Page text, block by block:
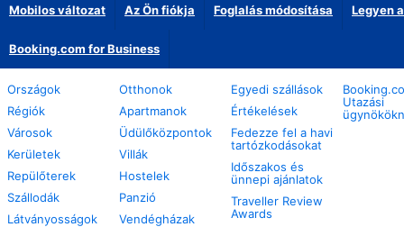
Mobilos változat Az Ön fiókja Foglalás módosítása Legyen
Booking.com for Business
Országok
Régiók
Városok
Kerületek
Repülőterek
Szállodák
Látványosságok
Otthonok
Apartmanok
Üdülőközpontok
Villák
Hostelek
Panzió
Vendégházak
Egyedi szállások
Értékelések
Fedezze fel a havi
tartózkodásokat
Időszakos és
ünnepi ajánlatok
Traveller Review
Awards
Utazási